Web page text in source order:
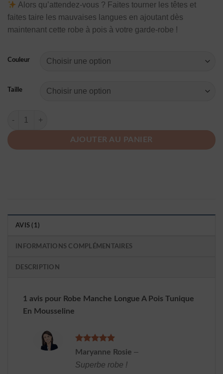
Alors qu’attendez-vous ? Faites tourner les têtes et
faites taire les mauvaises langues en ajoutant dès
maintenant cette robe à pois à votre garde-robe !
Couleur
Taille
quantité de Robe Manche Longue A Pois Tunique En Mousseline
AJOUTER AU PANIER
AVIS (1)
INFORMATIONS COMPLÉMENTAIRES
DESCRIPTION
1 avis pour Robe Manche Longue A Pois Tunique
En Mousseline
Note5sur
Maryanne Rosie –
Superbe robe !